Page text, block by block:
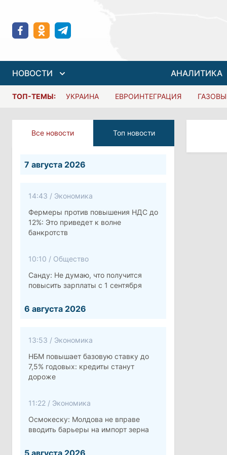
НОВОСТИ АНАЛИТИКА
ТОП-ТЕМЫ: УКРАИНА ЕВРОИНТЕГРАЦИЯ
Все новости Топ новости
7 августа 2026
14:43 / Экономика
Фермеры против повышения НДС до
12%: Это приведет к волне
банкротств
10:10 / Общество
Санду: Не думаю, что получится
повысить зарплаты с 1 сентября
6 августа 2026
13:53 / Экономика
НБМ повышает базовую ставку до
7,5% годовых: кредиты станут
дороже
11:22 / Экономика
Осмокеску: Молдова не вправе
вводить барьеры на импорт зерна
5 августа 2026